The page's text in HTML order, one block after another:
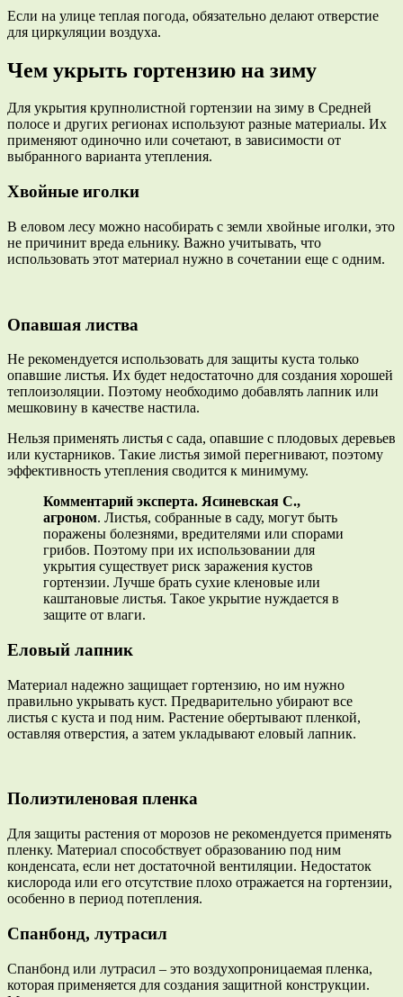
Если на улице теплая погода, обязательно делают отверстие
для циркуляции воздуха.
Чем укрыть гортензию на зиму
Для укрытия крупнолистной гортензии на зиму в Средней
полосе и других регионах используют разные материалы. Их
применяют одиночно или сочетают, в зависимости от
выбранного варианта утепления.
Хвойные иголки
В еловом лесу можно насобирать с земли хвойные иголки, это
не причинит вреда ельнику. Важно учитывать, что
использовать этот материал нужно в сочетании еще с одним.
Опавшая листва
Не рекомендуется использовать для защиты куста только
опавшие листья. Их будет недостаточно для создания хорошей
теплоизоляции. Поэтому необходимо добавлять лапник или
мешковину в качестве настила.
Нельзя применять листья с сада, опавшие с плодовых деревьев
или кустарников. Такие листья зимой перегнивают, поэтому
эффективность утепления сводится к минимуму.
Комментарий эксперта. Ясиневская С.,
агроном. Листья, собранные в саду, могут быть
поражены болезнями, вредителями или спорами
грибов. Поэтому при их использовании для
укрытия существует риск заражения кустов
гортензии. Лучше брать сухие кленовые или
каштановые листья. Такое укрытие нуждается в
защите от влаги.
Еловый лапник
Материал надежно защищает гортензию, но им нужно
правильно укрывать куст. Предварительно убирают все
листья с куста и под ним. Растение обертывают пленкой,
оставляя отверстия, а затем укладывают еловый лапник.
Полиэтиленовая пленка
Для защиты растения от морозов не рекомендуется применять
пленку. Материал способствует образованию под ним
конденсата, если нет достаточной вентиляции. Недостаток
кислорода или его отсутствие плохо отражается на гортензии,
особенно в период потепления.
Спанбонд, лутрасил
Спанбонд или лутрасил – это воздухопроницаемая пленка,
которая применяется для создания защитной конструкции.